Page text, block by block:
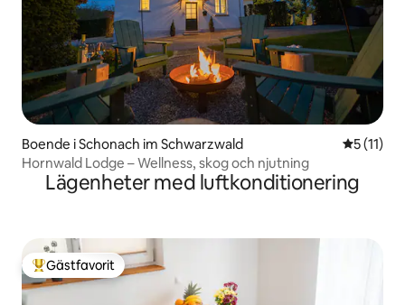
Boende i Schonach im Schwarzwald 5 av 5 i
5 (11)
Hornwald Lodge – Wellness, skog och njutning
Lägenheter med luftkonditionering
Populär gästfavorit
Gästfavorit